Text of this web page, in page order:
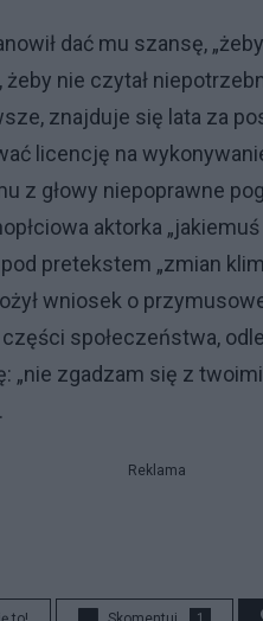
dać mu szansę,
nie czytał
znajduje się lata za
licencję na
z głowy niepoprawne
aktorka
pretekstem „zmian
wniosek o
społeczeństwa,
„nie zgadzam się z
Reklama